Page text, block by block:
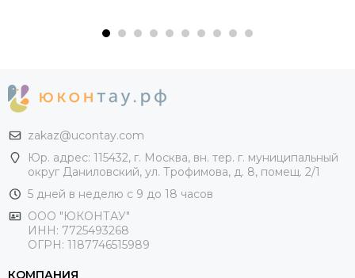
zakaz@ucontay.com
Юр. адрес: 115432, г. Москва, вн. тер. г. муниципальный
округ Даниловский, ул. Трофимова, д. 8, помещ. 2/1
5 дней в неделю с 9 до 18 часов
ООО "ЮКОНТАУ"
ИНН: 7725493268
ОГРН: 1187746515989
КОМПАНИЯ